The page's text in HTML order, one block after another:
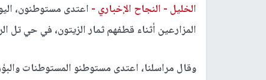
الخليل - النجاح الإخباري - اعتدى مستوطنون،
المزارعين أثناء قطفهم ثمار الزيتون، في حي تل
وقال مراسلنا، اعتدى مستوطنو المستوطنات